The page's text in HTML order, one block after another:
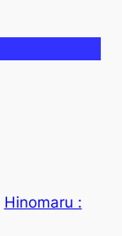
Hinomaru :